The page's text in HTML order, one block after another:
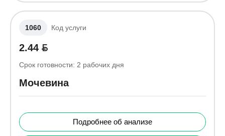
1060 Код услуги
2.44
Срок готовности: 2 рабочих дня
Мочевина
Подробнее об анализе